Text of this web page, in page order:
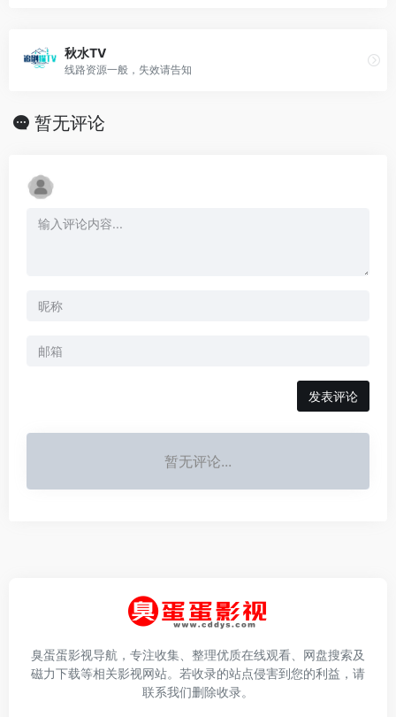
秋水TV
线路资源一般，失效请告知
暂无评论
发表评论
暂无评论...
臭蛋蛋影视导航，专注收集、整理优质在线观看、网盘搜索及
磁力下载等相关影视网站。若收录的站点侵害到您的利益，请
联系我们删除收录。